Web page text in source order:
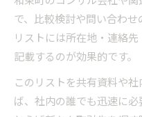
で、比較検討や問い合わ
リストには所在地・連絡
記載するのが効果的です。
このリストを共有資料や
ば、社内の誰でも迅速に